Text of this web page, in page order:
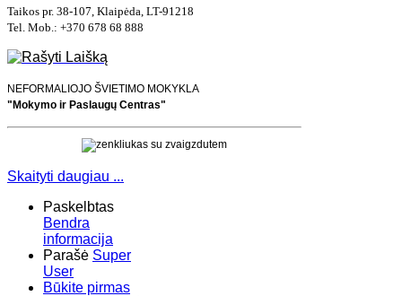
Taikos pr. 38-107, Klaipėda, LT-91218
Tel. Mob.: +370 678 68 888
NEFORMALIOJO ŠVIETIMO MOKYKLA
"Mokymo ir Paslaugų Centras"
Skaityti daugiau ...
Paskelbtas
Bendra
informacija
Parašė Super
User
Būkite pirmas